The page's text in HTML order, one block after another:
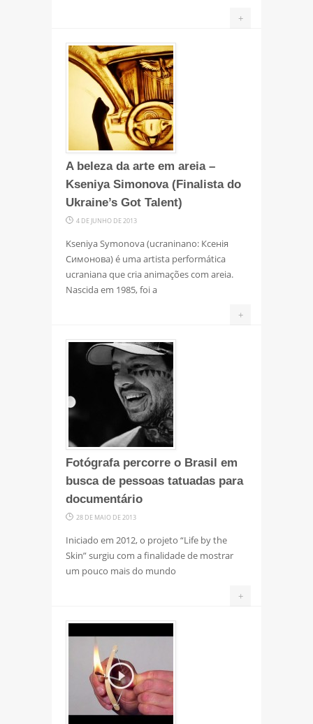
+
A beleza da arte em areia –
Kseniya Simonova (Finalista do
Ukraine’s Got Talent)
4 DE JUNHO DE 2013
Kseniya Symonova (ucraninano: Ксенія
Симонова) é uma artista performática
ucraniana que cria animações com areia.
Nascida em 1985, foi a
+
Fotógrafa percorre o Brasil em
busca de pessoas tatuadas para
documentário
28 DE MAIO DE 2013
Iniciado em 2012, o projeto “Life by the
Skin” surgiu com a finalidade de mostrar
um pouco mais do mundo
+